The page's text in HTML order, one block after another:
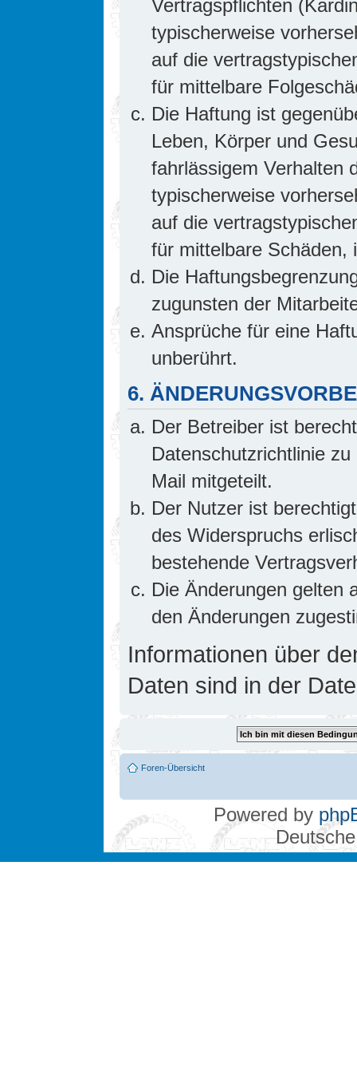
Vertragspflichten
typischerweise
auf die
für mittelbare
Die Haftung ist
Leben, Körper und
fahrlässigem Verhalten
typischerweise
auf die
für mittelbare Schäden,
Die
zugunsten der
Ansprüche für eine
unberührt.
6.
Der Betreiber ist
Datenschutzrichtlinie
Mail mitgeteilt.
Der Nutzer ist
des Widerspruchs
bestehende
Die Änderungen gelten
den Änderungen
Informationen über
Daten sind in der
Foren-Übersicht
Powered by